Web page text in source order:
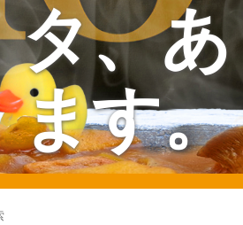
タ、
ます。